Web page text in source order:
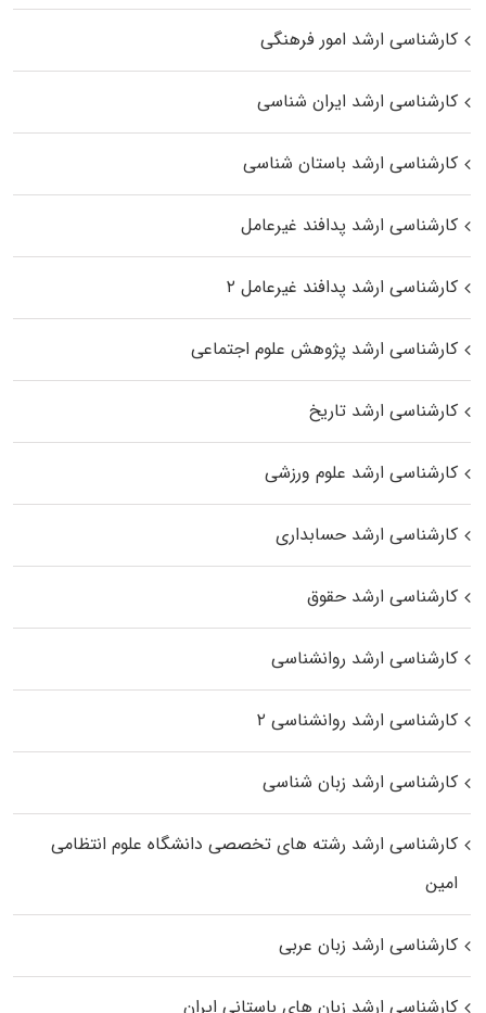
کارشناسی ارشد امور فرهنگی
کارشناسی ارشد ایران شناسی
کارشناسی ارشد باستان شناسی
کارشناسی ارشد پدافند غیرعامل
کارشناسی ارشد پدافند غیرعامل ۲
کارشناسی ارشد پژوهش علوم اجتماعی
کارشناسی ارشد تاریخ
کارشناسی ارشد علوم ورزشی
کارشناسی ارشد حسابداری
کارشناسی ارشد حقوق
کارشناسی ارشد روانشناسی
کارشناسی ارشد روانشناسی ۲
کارشناسی ارشد زبان شناسی
کارشناسی ارشد رﺷﺘﻪ ﻫﺎی تخصصی داﻧﺸﮕﺎه ﻋﻠﻮم انتظامی
اﻣﻴﻦ
کارشناسی ارشد زبان عربی
کارشناسی ارشد زبان‌ های باستانی ایران